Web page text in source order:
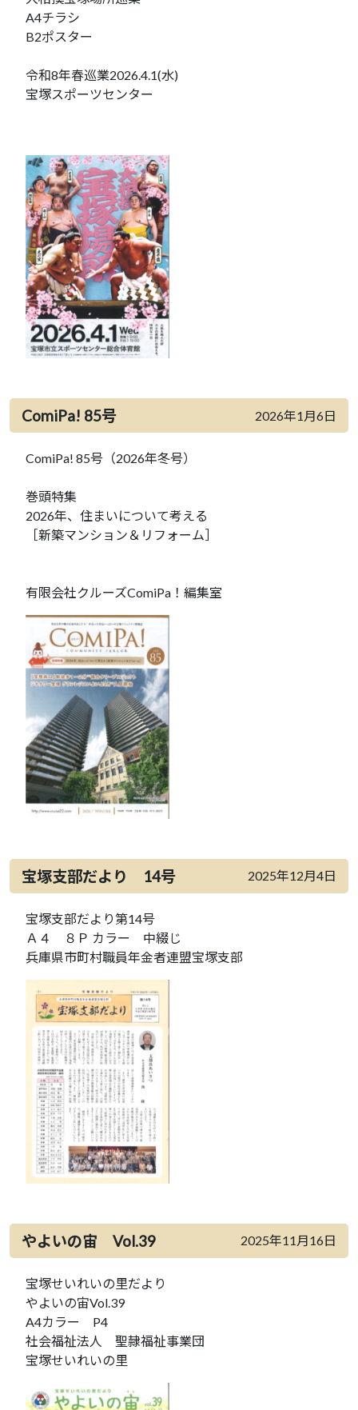
A4チラシ
B2ポスター
令和8年春巡業2026.4.1(水)
宝塚スポーツセンター
ComiPa! 85号 2026年1月6日
ComiPa! 85号（2026年冬号）
巻頭特集
2026年、住まいについて考える
［新築マンション＆リフォーム］
有限会社クルーズComiPa！編集室
宝塚支部だより 14号 2025年12月4日
宝塚支部だより第14号
Ａ４ ８Ｐ カラー 中綴じ
兵庫県市町村職員年金者連盟宝塚支部
やよいの宙 Vol.39 2025年11月16日
宝塚せいれいの里だより
やよいの宙Vol.39
A4カラー P4
社会福祉法人 聖隷福祉事業団
宝塚せいれいの里